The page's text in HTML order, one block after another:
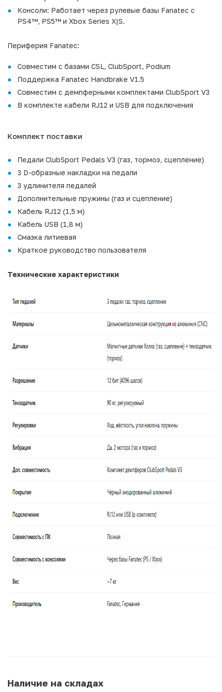
Консоли: Работает через рулевые базы Fanatec с
PS4™, PS5™ и Xbox Series X|S.
Периферия Fanatec:
Совместим с базами CSL, ClubSport, Podium
Поддержка Fanatec Handbrake V1.5
Совместим с демпферными комплектами ClubSport V3
В комплекте кабели RJ12 и USB для подключения
Комплект поставки
Педали ClubSport Pedals V3 (газ, тормоз, сцепление)
3 D-образные накладки на педали
3 удлинителя педалей
Дополнительные пружины (газ и сцепление)
Кабель RJ12 (1,5 м)
Кабель USB (1,8 м)
Смазка литиевая
Краткое руководство пользователя
Технические характеристики
Наличие на складах